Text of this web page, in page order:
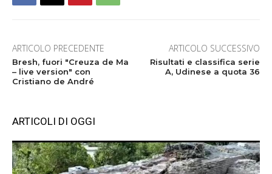
ARTICOLO PRECEDENTE
Bresh, fuori "Creuza de Ma
– live version" con
Cristiano de André
ARTICOLO SUCCESSIVO
Risultati e classifica serie
A, Udinese a quota 36
ARTICOLI DI OGGI